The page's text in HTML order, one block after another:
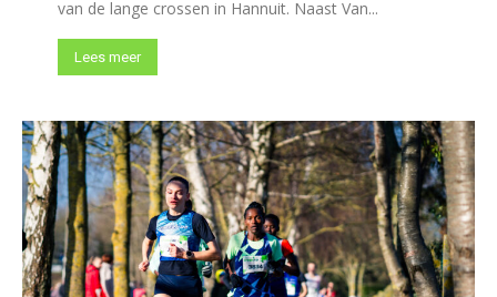
van de lange crossen in Hannuit. Naast Van...
Lees meer